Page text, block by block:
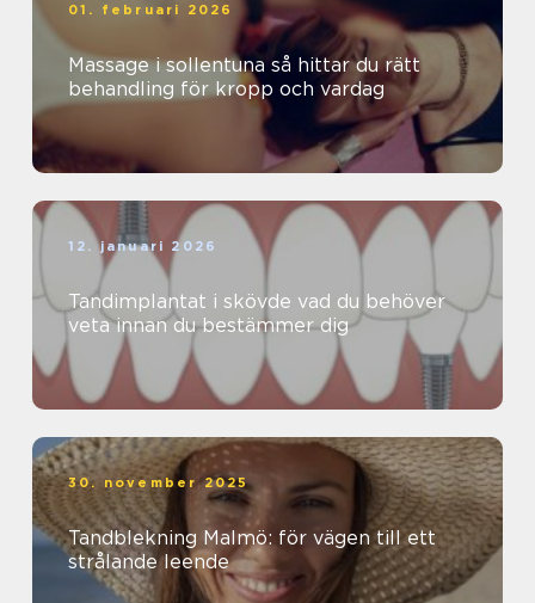
01. februari 2026
Massage i sollentuna så hittar du rätt
behandling för kropp och vardag
12. januari 2026
Tandimplantat i skövde vad du behöver
veta innan du bestämmer dig
30. november 2025
Tandblekning Malmö: för vägen till ett
strålande leende